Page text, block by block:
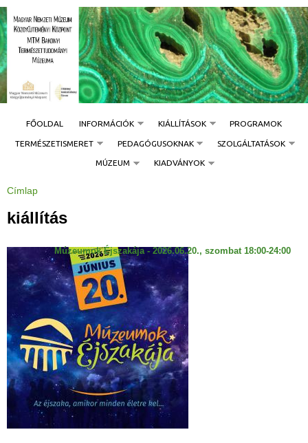
Jump to navigation
FŐOLDAL INFORMÁCIÓK KIÁLLÍTÁSOK PROGRAMOK
TERMÉSZETISMERET PEDAGÓGUSOKNAK SZOLGÁLTATÁSOK
MÚZEUM KIADVÁNYOK
J
l
e
e
Címlap
kiállítás
Múzeumok Éjszakája - 2026.06.20., szombat 18:00-24:00